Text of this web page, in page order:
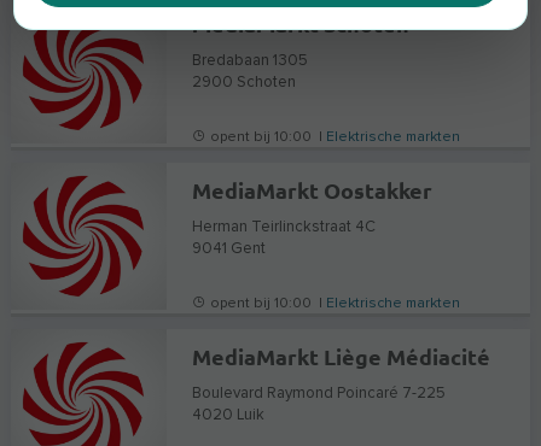
MediaMarkt Schoten
Bredabaan 1305
2900 Schoten
opent bij 10:00 | Elektrische markten
MediaMarkt Oostakker
Herman Teirlinckstraat 4C
9041 Gent
opent bij 10:00 | Elektrische markten
MediaMarkt Liège Médiacité
Boulevard Raymond Poincaré 7-225
4020
Luik